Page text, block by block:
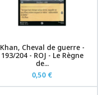
Khan, Cheval de guerre -
193/204 - ROJ - Le Règne
de...
0,50 €